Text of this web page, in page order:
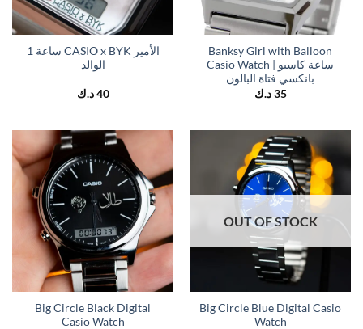
1 ساعة CASIO x BYK الأمير
الوالد
40 د.ك
Banksy Girl with Balloon
Casio Watch | ساعة كاسيو
بانكسي فتاة البالون
35 د.ك
Big Circle Black Digital
Casio Watch
OUT OF STOCK
Big Circle Blue Digital Casio
Watch